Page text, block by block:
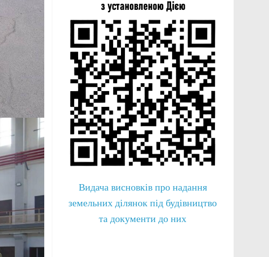
Видача висновків про надання
земельних ділянок під будівництво
та документи до них